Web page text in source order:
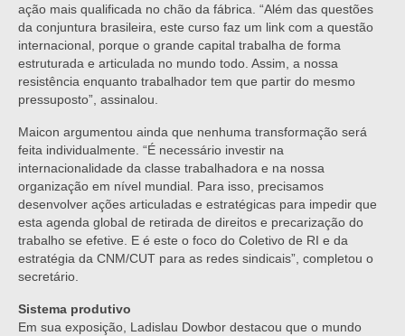
ação mais qualificada no chão da fábrica. “Além das questões
da conjuntura brasileira, este curso faz um link com a questão
internacional, porque o grande capital trabalha de forma
estruturada e articulada no mundo todo. Assim, a nossa
resistência enquanto trabalhador tem que partir do mesmo
pressuposto”, assinalou.
Maicon argumentou ainda que nenhuma transformação será
feita individualmente. “É necessário investir na
internacionalidade da classe trabalhadora e na nossa
organização em nível mundial. Para isso, precisamos
desenvolver ações articuladas e estratégicas para impedir que
esta agenda global de retirada de direitos e precarização do
trabalho se efetive. E é este o foco do Coletivo de RI e da
estratégia da CNM/CUT para as redes sindicais”, completou o
secretário.
Sistema produtivo
Em sua exposição, Ladislau Dowbor destacou que o mundo